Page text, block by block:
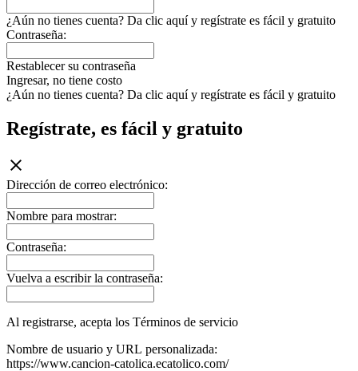
¿Aún no tienes cuenta? Da clic aquí y regístrate es fácil y gratuito
Contraseña:
Restablecer su contraseña
Ingresar, no tiene costo
¿Aún no tienes cuenta? Da clic aquí y regístrate es fácil y gratuito
Regístrate, es fácil y gratuito
Dirección de correo electrónico:
Nombre para mostrar:
Contraseña:
Vuelva a escribir la contraseña:
Al registrarse, acepta los Términos de servicio
Nombre de usuario y URL personalizada:
https://www.cancion-catolica.ecatolico.com/